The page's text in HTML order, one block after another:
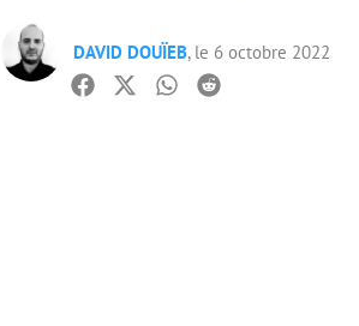
DAVID DOUÏEB, le 6 octobre 2022
Facebook
TwitterWhatsapp
Reddit